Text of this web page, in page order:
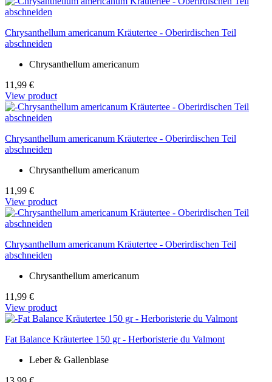
Chrysanthellum americanum Kräutertee - Oberirdischen Teil
abschneiden
Chrysanthellum americanum
11,99 €
View product
Chrysanthellum americanum Kräutertee - Oberirdischen Teil
abschneiden
Chrysanthellum americanum
11,99 €
View product
Chrysanthellum americanum Kräutertee - Oberirdischen Teil
abschneiden
Chrysanthellum americanum
11,99 €
View product
Fat Balance Kräutertee 150 gr - Herboristerie du Valmont
Leber & Gallenblase